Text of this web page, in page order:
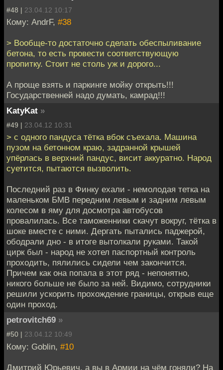
#48 | 23.04.12 10:17
Кому: AndrF, #38
> Вообще-то достаточно сделать обеспыливание
бетона, то есть провести соответствующую
пропитку. Стоит не столь уж и дорого...
А проще взять и паркинге мойку открыть!!!
Государственней надо думать, камрад!!!
KatyKat »
#49 | 23.04.12 10:31
> с одного пандуса тётка вбок съехала. Машина
пузом на бетонном краю, задранной крышей
упёрлась в верхний пандус, висит аккуратно. Народ
суетится, пытаются вызволить.
Последний раз в Финку ехали - немолодая тетка на
маленьком БМВ передним левым и задним левым
колесом в яму для досмотра автобусов
провалилась. Все таможенники скачут вокруг, тётка в
шоке вместе с ними. Дергать пытались паджерой,
ободрали дно - в итоге вытолкали руками. Такой
цирк был - народ не хотел паспортный контроль
проходить, пялились сидели чем закончится.
Причем как она попала в этот ряд - непонятно,
никого больше не было за ней. Видимо, сотрудники
решили ускорить прохождение границы, открыв еще
один проход.
petrovitch69 »
#50 | 23.04.12 10:49
Кому: Goblin, #10
Дмитрий Юрьевич, а вы в Армии на чём гоняли? На